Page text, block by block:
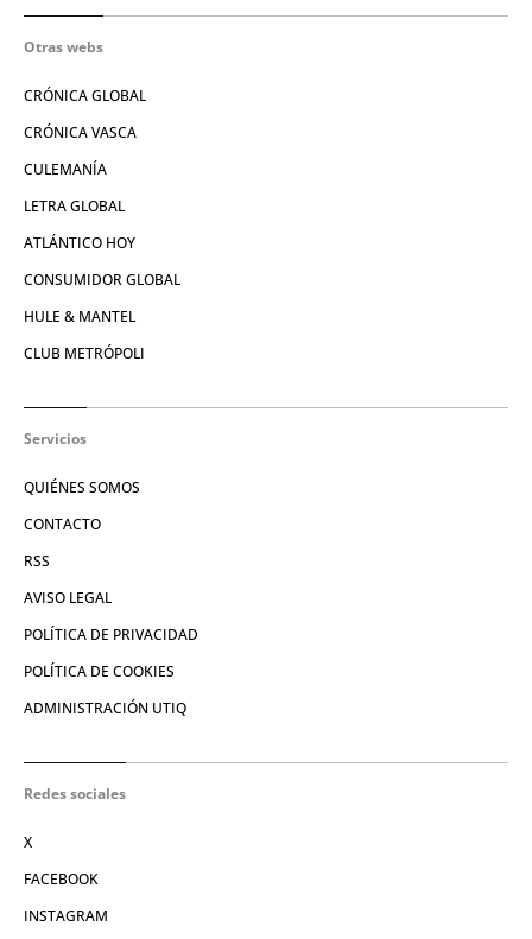
Otras webs
CRÓNICA GLOBAL
CRÓNICA VASCA
CULEMANÍA
LETRA GLOBAL
ATLÁNTICO HOY
CONSUMIDOR GLOBAL
HULE & MANTEL
CLUB METRÓPOLI
Servicios
QUIÉNES SOMOS
CONTACTO
RSS
AVISO LEGAL
POLÍTICA DE PRIVACIDAD
POLÍTICA DE COOKIES
ADMINISTRACIÓN UTIQ
Redes sociales
X
FACEBOOK
INSTAGRAM